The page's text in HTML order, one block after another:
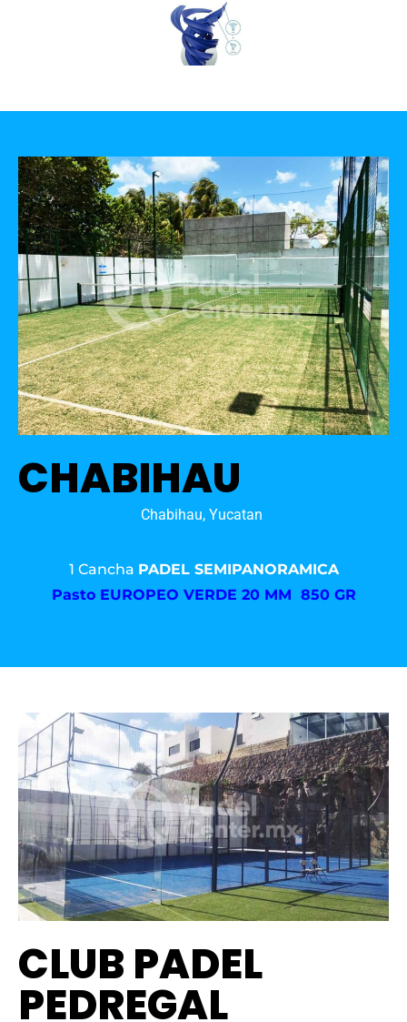
CHABIHAU
Chabihau, Yucatan
1 Cancha PADEL SEMIPANORAMICA
Pasto EUROPEO VERDE 20 MM 850 GR
CLUB PADEL
PEDREGAL